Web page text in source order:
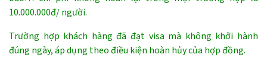
10.000.000đ/ người.
Trường hợp khách hàng đã đạt visa mà không khởi hành
đúng ngày, áp dụng theo điều kiện hoàn hủy của hợp đồng.